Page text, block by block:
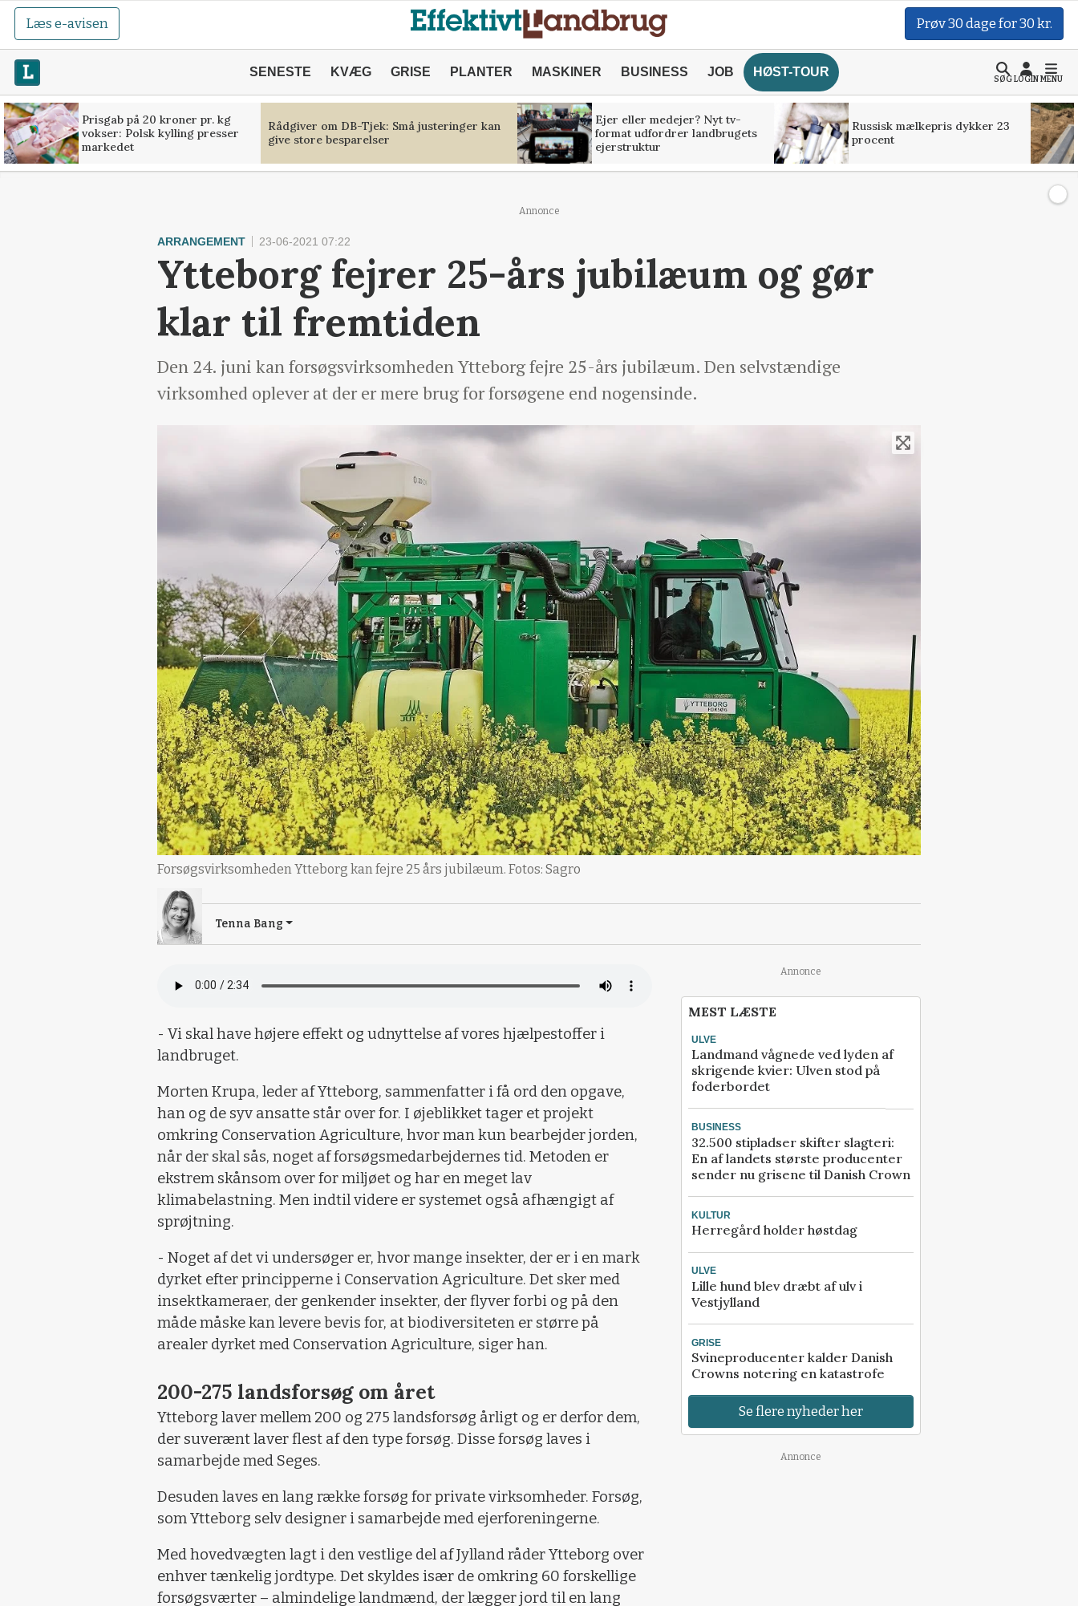
Læs e-avisen Prøv 30 dage for 30 kr.
SENESTE KVÆG GRISE PLANTER MASKINER BUSINESS JOB HØST-TOUR
SØGLOGINMENU
Prisgab på 20 kroner pr. kg
vokser: Polsk kylling presser
markedet
Rådgiver om DB-Tjek: Små justeringer kan
give store besparelser
Ejer eller medejer? Nyt tv-
format udfordrer landbrugets
ejerstruktur
Russisk mælkepris dykker 23
procent
Annonce
ARRANGEMENT 23-06-2021 07:22
Ytteborg fejrer 25-års jubilæum og gør
klar til fremtiden
Den 24. juni kan forsøgsvirksomheden Ytteborg fejre 25-års jubilæum. Den selvstændige
virksomhed oplever at der er mere brug for forsøgene end nogensinde.
Forsøgsvirksomheden Ytteborg kan fejre 25 års jubilæum. Fotos: Sagro
Tenna Bang
- Vi skal have højere effekt og udnyttelse af vores hjælpestoffer i
landbruget.
Morten Krupa, leder af Ytteborg, sammenfatter i få ord den opgave,
han og de syv ansatte står over for. I øjeblikket tager et projekt
omkring Conservation Agriculture, hvor man kun bearbejder jorden,
når der skal sås, noget af forsøgsmedarbejdernes tid. Metoden er
ekstrem skånsom over for miljøet og har en meget lav
klimabelastning. Men indtil videre er systemet også afhængigt af
sprøjtning.
- Noget af det vi undersøger er, hvor mange insekter, der er i en mark
dyrket efter principperne i Conservation Agriculture. Det sker med
insektkameraer, der genkender insekter, der flyver forbi og på den
måde måske kan levere bevis for, at biodiversiteten er større på
arealer dyrket med Conservation Agriculture, siger han.
200-275 landsforsøg om året
Ytteborg laver mellem 200 og 275 landsforsøg årligt og er derfor dem,
der suverænt laver flest af den type forsøg. Disse forsøg laves i
samarbejde med Seges.
Desuden laves en lang række forsøg for private virksomheder. Forsøg,
som Ytteborg selv designer i samarbejde med ejerforeningerne.
Med hovedvægten lagt i den vestlige del af Jylland råder Ytteborg over
enhver tænkelig jordtype. Det skyldes især de omkring 60 forskellige
forsøgsværter – almindelige landmænd, der lægger jord til en lang
Annonce
MEST LÆSTE
ULVE
Landmand vågnede ved lyden af
skrigende kvier: Ulven stod på
foderbordet
BUSINESS
32.500 stipladser skifter slagteri:
En af landets største producenter
sender nu grisene til Danish Crown
KULTUR
Herregård holder høstdag
ULVE
Lille hund blev dræbt af ulv i
Vestjylland
GRISE
Svineproducenter kalder Danish
Crowns notering en katastrofe
Se flere nyheder her
Annonce